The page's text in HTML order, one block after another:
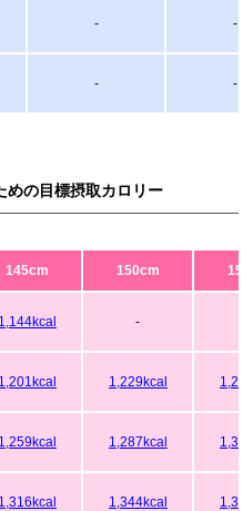
- -
- -
めの目標摂取カロリー
145cm 150cm
1,144kcal -
1,201kcal 1,229kcal
1,259kcal 1,287kcal
1,316kcal 1,344kcal